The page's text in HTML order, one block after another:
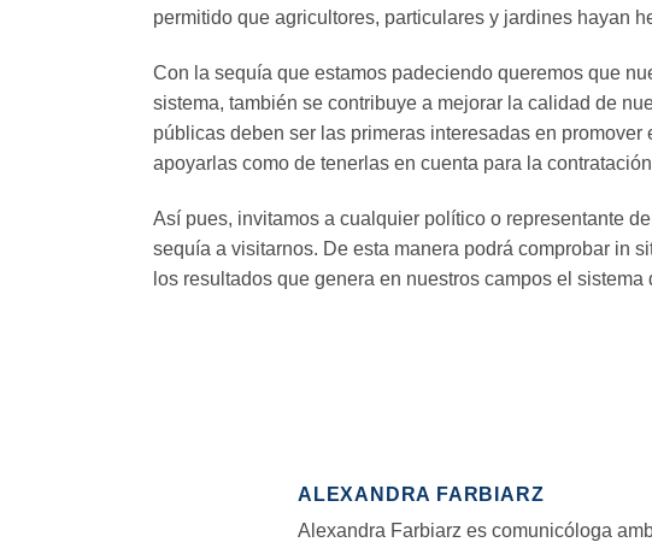
permitido que agricultores, particulares y jardines hayan
Con la sequía que estamos padeciendo queremos que
sistema, también se contribuye a mejorar la calidad de
públicas deben ser las primeras interesadas en
apoyarlas como de tenerlas en cuenta para la
Así pues, invitamos a cualquier político o representante
sequía a visitarnos. De esta manera podrá comprobar in
los resultados que genera en nuestros campos el sistema
ALEXANDRA FARBIARZ
Alexandra Farbiarz es comunicóloga